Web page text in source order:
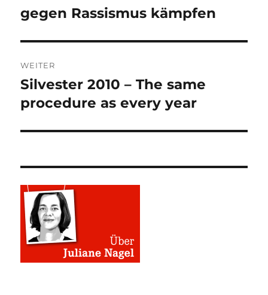
Beitrag:
gegen Rassismus kämpfen
WEITER
Nächster
Beitrag:
Silvester 2010 – The same
procedure as every year